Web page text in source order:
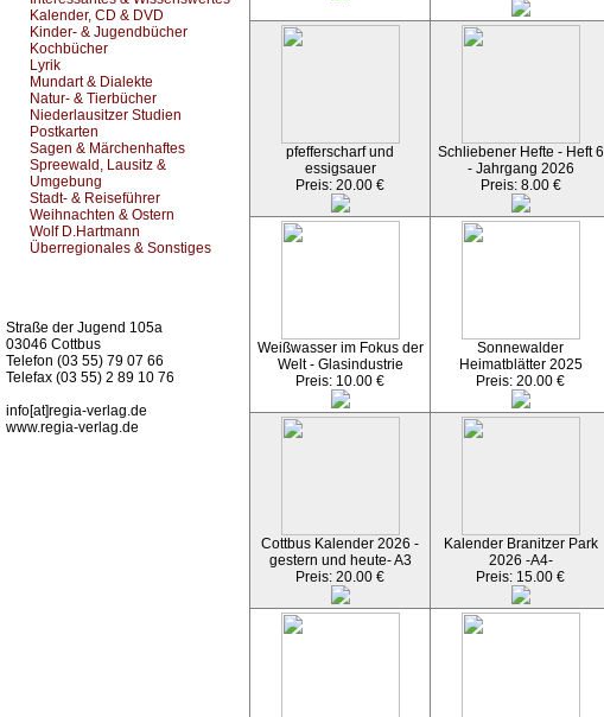
Kalender, CD & DVD
Kinder- & Jugendbücher
Kochbücher
Lyrik
Mundart & Dialekte
Natur- & Tierbücher
Niederlausitzer Studien
Postkarten
Sagen & Märchenhaftes
Spreewald, Lausitz &
Umgebung
Stadt- & Reiseführer
Weihnachten & Ostern
Wolf D.Hartmann
Überregionales & Sonstiges
Straße der Jugend 105a
03046 Cottbus
Telefon (03 55) 79 07 66
Telefax (03 55) 2 89 10 76
info[at]regia-verlag.de
www.regia-verlag.de
pfefferscharf und
essigsauer
Preis: 20.00 €
Schliebener Hefte - Heft 6
- Jahrgang 2026
Preis: 8.00 €
Weißwasser im Fokus der
Welt - Glasindustrie
Preis: 10.00 €
Sonnewalder
Heimatblätter 2025
Preis: 20.00 €
Cottbus Kalender 2026 -
gestern und heute- A3
Preis: 20.00 €
Kalender Branitzer Park
2026 -A4-
Preis: 15.00 €